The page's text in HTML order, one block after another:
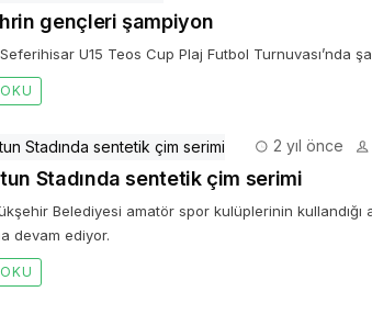
gençleri şampiyon
U15 Teos Cup Plaj Futbol Turnuvası’nda
2 yıl önce
Stadında sentetik çim serimi
Belediyesi amatör spor kulüplerinin
devam ediyor.